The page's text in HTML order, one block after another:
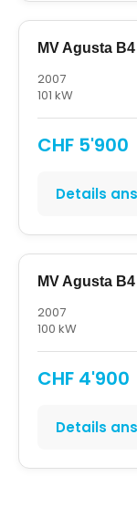
MV Agusta
2007
101 kW
CHF 5'900
Details
MV Agusta
2007
100 kW
CHF 4'900
Details